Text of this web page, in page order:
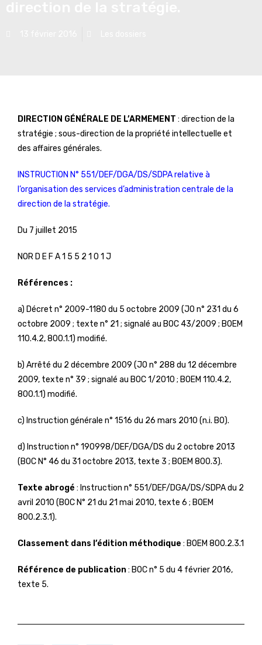
DIRECTION GÉNÉRALE DE L’ARMEMENT : direction de la
stratégie ; sous-direction de la propriété intellectuelle et
des affaires générales.
INSTRUCTION N° 551/DEF/DGA/DS/SDPA relative à
l’organisation des services d’administration centrale de la
direction de la stratégie.
Du 7 juillet 2015
NOR D E F A 1 5 5 2 1 0 1 J
Références :
a) Décret n° 2009-1180 du 5 octobre 2009 (JO n° 231 du 6
octobre 2009 ; texte n° 21 ; signalé au BOC 43/2009 ; BOEM
110.4.2, 800.1.1) modifié.
b) Arrêté du 2 décembre 2009 (JO n° 288 du 12 décembre
2009, texte n° 39 ; signalé au BOC 1/2010 ; BOEM 110.4.2,
800.1.1) modifié.
c) Instruction générale n° 1516 du 26 mars 2010 (n.i. BO).
d) Instruction n° 190998/DEF/DGA/DS du 2 octobre 2013
(BOC N° 46 du 31 octobre 2013, texte 3 ; BOEM 800.3).
Texte abrogé : Instruction n° 551/DEF/DGA/DS/SDPA du 2
avril 2010 (BOC N° 21 du 21 mai 2010, texte 6 ; BOEM
800.2.3.1).
Classement dans l’édition méthodique : BOEM 800.2.3.1
Référence de publication: BOC n° 5 du 4 février 2016,
texte 5.